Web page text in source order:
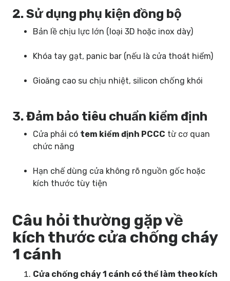
2. Sử dụng phụ kiện đồng bộ
Bản lề chịu lực lớn (loại 3D hoặc inox dày)
Khóa tay gạt, panic bar (nếu là cửa thoát hiểm)
Gioăng cao su chịu nhiệt, silicon chống khói
3. Đảm bảo tiêu chuẩn kiểm định
Cửa phải có tem kiểm định PCCC từ cơ quan
chức năng
Hạn chế dùng cửa không rõ nguồn gốc hoặc
kích thước tùy tiện
Câu hỏi thường gặp về
kích thước cửa chống cháy
1 cánh
Cửa chống cháy 1 cánh có thể làm theo kích